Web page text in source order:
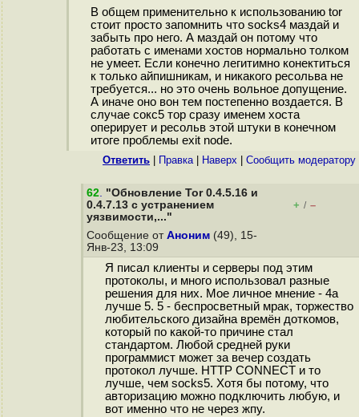
В общем применительно к использованию tor
стоит просто запомнить что socks4 маздай и
забыть про него. А маздай он потому что
работать с именами хостов нормально толком
не умеет. Если конечно легитимно конектиться
к только айпишникам, и никакого ресольва не
требуется... но это очень вольное допущение.
А иначе оно вон тем постепенно воздается. В
случае сокс5 тор сразу именем хоста
оперирует и ресольв этой штуки в конечном
итоге проблемы exit node.
Ответить Правка| Наверх Cообщить модератору
62. "Обновление Tor 0.4.5.16 и
0.4.7.13 с устранением
уязвимости,..."
+ / –
Сообщение от Аноним (49), 15-
Янв-23, 13:09
Я писал клиенты и серверы под этим
протоколы, и много использовал разные
решения для них. Мое личное мнение - 4а
лучше 5. 5 - беспросветный мрак, торжество
любительского дизайна времён доткомов,
который по какой-то причине стал
стандартом. Любой средней руки
программист может за вечер создать
протокол лучше. HTTP CONNECT и то
лучше, чем socks5. Хотя бы потому, что
авторизацию можно подключить любую, и
вот именно что не через жпу.